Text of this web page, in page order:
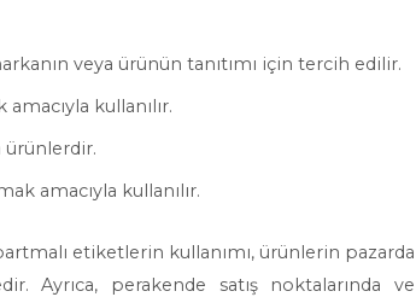
veya ürünün tanıtımı için tercih edilir.
kullanılır.
ürünlerdir.
amacıyla kullanılır.
etiketlerin kullanımı, ürünlerin pazarda
Ayrıca, perakende satış noktalarında ve